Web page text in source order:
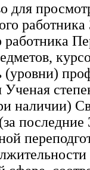
для
работника
работника
Ученая
наличии)
последние